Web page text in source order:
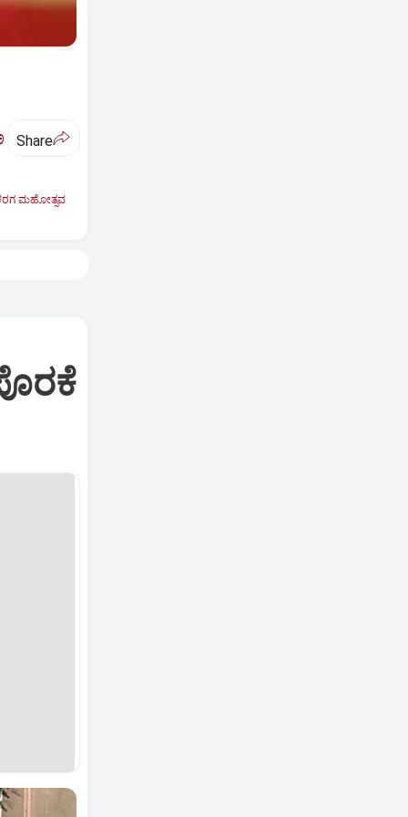
Share
ಮಹೋತ್ಸವ